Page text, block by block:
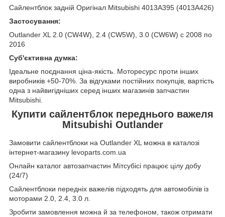
Сайлентблок задній Оригінал Mitsubishi 4013A395 (4013A426)
Застосування:
Outlander XL 2.0 (CW4W), 2.4 (CW5W), 3.0 (CW6W) с 2008 по
2016
Суб'єктивна думка:
Ідеальне поєднання ціна-якість. Моторесурс проти інших
виробників +50-70%. За відгуками постійних покупців, вартість
одна з найвигідніших серед інших магазинів запчастин
Mitsubishi.
Купити сайлентблок переднього важеля
Mitsubishi Outlander
Замовити сайлентблоки на Outlander XL можна в каталозі
інтернет-магазину levoparts.com.ua
Онлайн каталог автозапчастин Мітсубісі працює цілу добу
(24/7)
Сайлентблоки передніх важелів підходять для автомобілів із
моторами 2.0, 2.4, 3.0 л.
Зробити замовлення можна й за телефоном, також отримати